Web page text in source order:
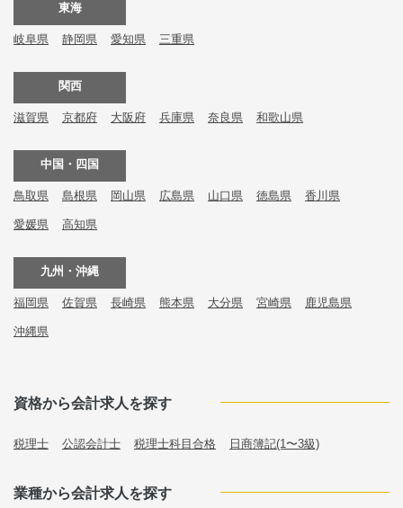
東海
岐阜県 静岡県 愛知県 三重県
関西
滋賀県 京都府 大阪府 兵庫県 奈良県 和歌山県
中国・四国
鳥取県 島根県 岡山県 広島県 山口県 徳島県 香川県
愛媛県 高知県
九州・沖縄
福岡県 佐賀県 長崎県 熊本県 大分県 宮崎県 鹿児島県
沖縄県
資格から会計求人を探す
税理士 公認会計士 税理士科目合格 日商簿記(1〜3級)
業種から会計求人を探す